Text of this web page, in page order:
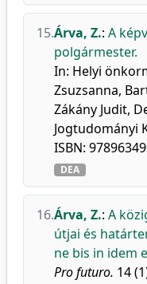
15.Árva, Z.: A
polgármester.
In: Helyi
Zsuzsanna,
Zákány Judit,
Jogtudományi
ISBN:
DEA
16.Árva, Z.: A
útjai és
ne bis in idem
Pro futuro. 14